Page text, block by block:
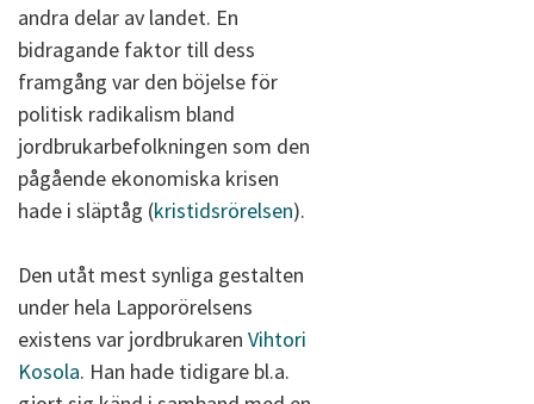
andra delar av landet. En
bidragande faktor till dess
framgång var den böjelse för
politisk radikalism bland
jordbrukarbefolkningen som den
pågående ekonomiska krisen
hade i släptåg (kristidsrörelsen).
Den utåt mest synliga gestalten
under hela Lapporörelsens
existens var jordbrukaren Vihtori
Kosola. Han hade tidigare bl.a.